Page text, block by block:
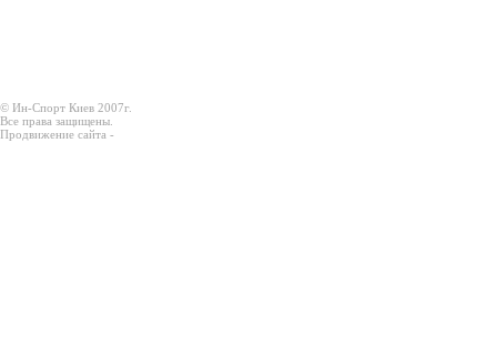
© Ин-Спорт Киев 2007г.
Все права защищены.
Продвижение сайта -